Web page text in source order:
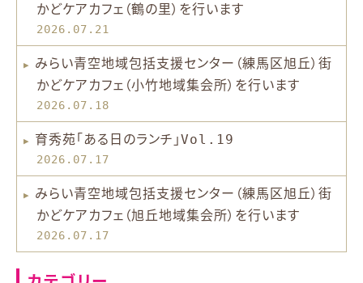
かどケアカフェ（鶴の里）を行います
2026.07.21
みらい青空地域包括支援センター（練馬区旭丘）街
かどケアカフェ（小竹地域集会所）を行います
2026.07.18
育秀苑「ある日のランチ」Vol.19
2026.07.17
みらい青空地域包括支援センター（練馬区旭丘）街
かどケアカフェ（旭丘地域集会所）を行います
2026.07.17